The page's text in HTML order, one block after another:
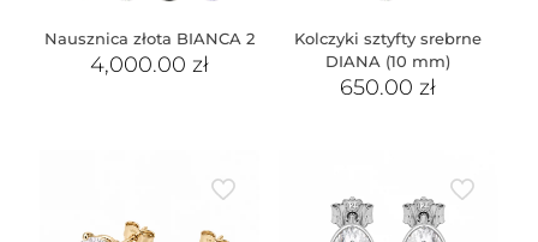
Nausznica złota BIANCA 2
4,000.00zł
Kolczyki sztyfty srebrne
DIANA (10 mm)
650.00zł